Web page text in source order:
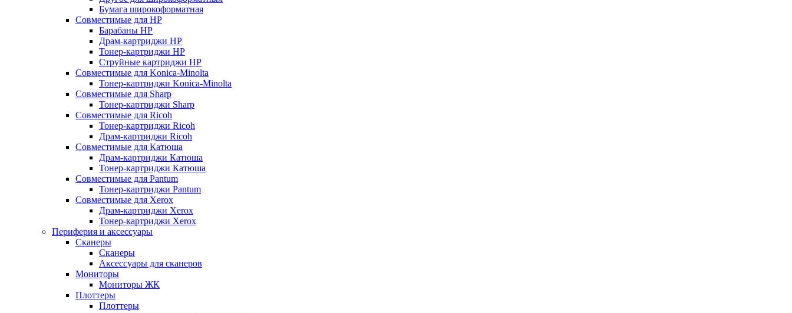
Бумага широкоформатная
Совместимые для HP
Барабаны HP
Драм-картриджи HP
Тонер-картриджи HP
Струйные картриджи HP
Совместимые для Konica-Minolta
Тонер-картриджи Konica-Minolta
Совместимые для Sharp
Тонер-картриджи Sharp
Совместимые для Ricoh
Тонер-картриджи Ricoh
Драм-картриджи Ricoh
Совместимые для Катюша
Драм-картриджи Катюша
Тонер-картриджи Катюша
Совместимые для Pantum
Тонер-картриджи Pantum
Совместимые для Xerox
Драм-картриджи Xerox
Тонер-картриджи Xerox
Периферия и аксессуары
Сканеры
Сканеры
Аксессуары для сканеров
Мониторы
Мониторы ЖК
Плоттеры
Плоттеры